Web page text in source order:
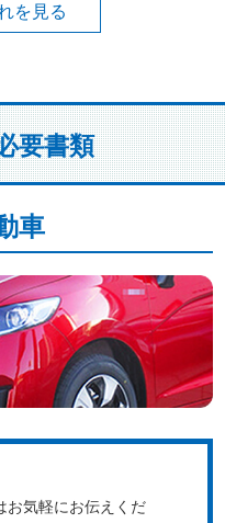
を見る
要書類
車
お気軽にお伝えくだ